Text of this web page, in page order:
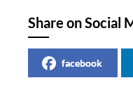
Share on Social
facebook